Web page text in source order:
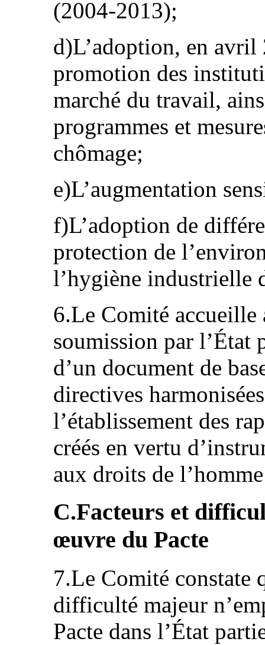
(2004-2013);
d)L’adoption, en
promotion des
marché du travail,
programmes et
chômage;
e)L’augmentation
f)L’adoption de
protection de
l’hygiène industrielle
6.Le Comité accueille
soumission par l’État
d’un document de
directives
l’établissement des
créés en vertu
aux droits de
C.Facteurs et
œuvre du Pacte
7.Le Comité constate
difficulté majeur
Pacte dans l’État